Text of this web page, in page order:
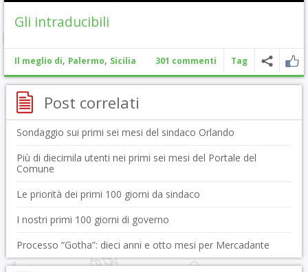
Gli intraducibili
Il meglio di, Palermo, Sicilia 301 commenti Tag
Post correlati
Sondaggio sui primi sei mesi del sindaco Orlando
Più di diecimila utenti nei primi sei mesi del Portale del
Comune
Le priorità dei primi 100 giorni da sindaco
I nostri primi 100 giorni di governo
Processo “Gotha”: dieci anni e otto mesi per Mercadante